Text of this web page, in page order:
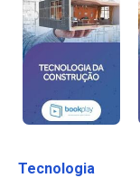
Tecnologia